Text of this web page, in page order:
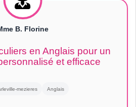
B. Florine
en Anglais pour un
et efficace
mezieres Anglais